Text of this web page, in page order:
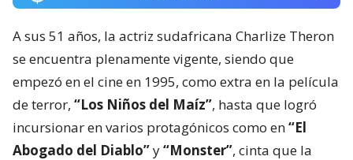
A sus 51 años, la actriz sudafricana Charlize Theron
se encuentra plenamente vigente, siendo que
empezó en el cine en 1995, como extra en la película
de terror, “Los Niños del Maíz”, hasta que logró
incursionar en varios protagónicos como en“El
Abogado del Diablo”y“Monster”, cinta que la